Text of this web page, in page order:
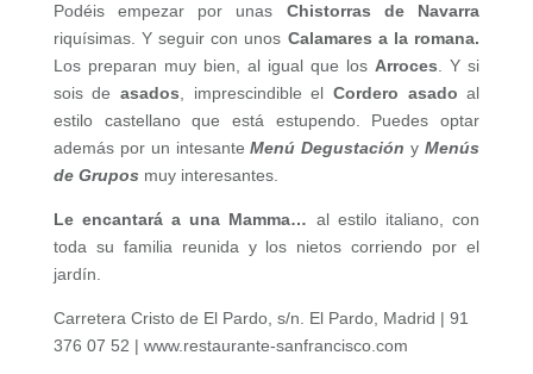
Podéis empezar por unas Chistorras de Navarra
riquísimas. Y seguir con unos Calamares a la romana.
Los preparan muy bien, al igual que los Arroces . Y si
sois deasados , imprescindible el Cordero asado al
estilo castellano que está estupendo. Puedes optar
además por un intesanteMenú Degustación yMenús
de Grupos muy interesantes.
Le encantará a una Mamma… al estilo italiano, con
toda su familia reunida y los nietos corriendo por el
jardín.
Carretera Cristo de El Pardo, s/n. El Pardo, Madrid | 91
376 07 52 | www.restaurante-sanfrancisco.com